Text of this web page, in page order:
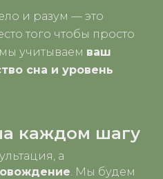
и разум — это
того чтобы просто
мы учитываем ваш
сна и уровень
каждом шагу
а
. Мы будем